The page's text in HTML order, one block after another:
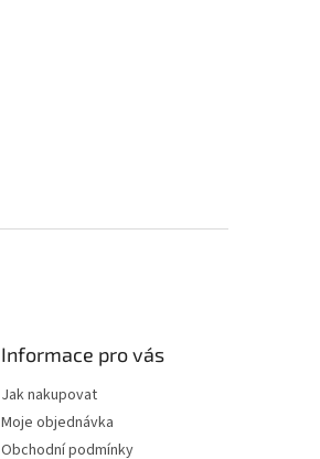
Informace pro vás
Jak nakupovat
Moje objednávka
Obchodní podmínky